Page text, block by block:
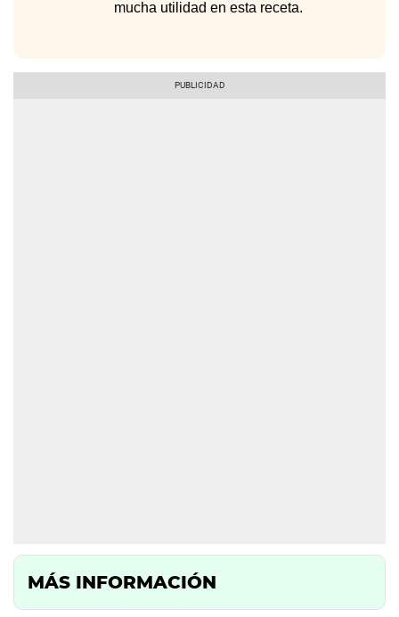
mucha utilidad en esta receta.
MÁS INFORMACIÓN